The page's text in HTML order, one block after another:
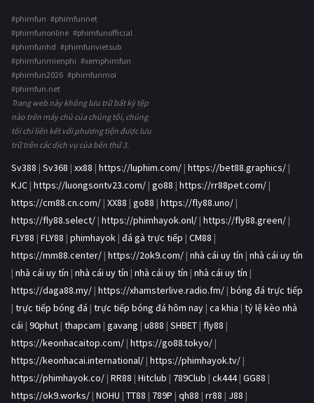
#phimfun #phimfunnet
#phimfunonline #phimfunofficial
#phimfunhd #phimfunvietsub
#phimfunmienphi #xemphimfun
#phimfun2026 #phimfunmoi
#phimfun.net
Trang web này không lưu trữ bất kỳ tệp
nào trên máy chủ của chúng tôi, chúng
tôi chỉ liên kết với phương tiện được lưu
trữ trên các dịch vụ của bên thứ 3.
Sv388 | Sv368 | xx88 | https://luphim.com/ | https://bet88.graphics/ |
KJC | https://luongsontv23.com/ | go88 | https://rr88pet.com/ |
https://cm88.cn.com/ | XX88 | go88 | https://fly88.uno/ |
https://fly88.select/ | https://phimhayok.onl/ | https://fly88.green/ |
FLY88 | FLY88 | phimhayok | đá gà trực tiếp | CM88 |
https://mm88.center/ | https://2ok9.com/ | nhà cái uy tín | nhà cái uy tín
| nhà cái uy tín | nhà cái uy tín | nhà cái uy tín | nhà cái uy tín |
https://daga88.my/ | https://xhamsterlive.radio.fm/ | bóng đá trực tiếp
| trực tiếp bóng đá | trực tiếp bóng đá hôm nay | ca khia | tỷ lệ kèo nhà
cái | 90phut | thapcam | gavang | u888 | SHBET | fly88 |
https://keonhacaitop.com/ | https://go88.tokyo/ |
https://keonhacai.international/ | https://phimhayok.tv/ |
https://phimhayok.co/ | RR88 | Hitclub | 789Club | ck444| GG88 |
https://ok9.works/ | NOHU | TT88 | 789P | qh88 | rr88 | J88 |